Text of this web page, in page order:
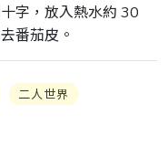
字，放入熱水約 30
番茄皮。
二人世界